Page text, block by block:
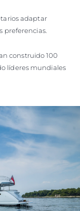
adaptar
preferencias.
construido 100
líderes mundiales